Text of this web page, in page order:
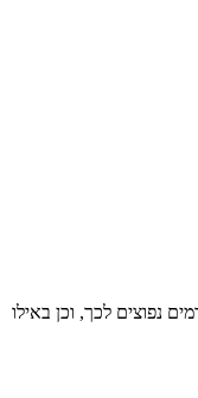
נפוצים לכך, וכן באילו